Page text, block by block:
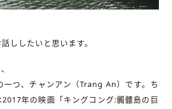
ししたいと思います。
一つ、チャンアン（Trang An）です。ち
年の映画「キングコング:髑髏島の巨